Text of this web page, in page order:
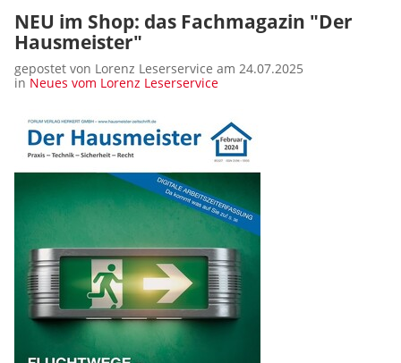
NEU im Shop: das Fachmagazin "Der
Hausmeister"
gepostet von Lorenz Leserservice am 24.07.2025
in Neues vom Lorenz Leserservice